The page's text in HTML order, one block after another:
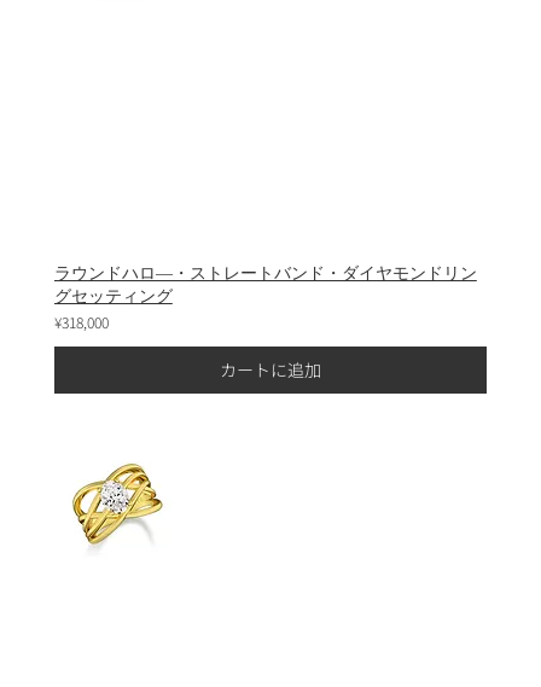
ラウンドハロ―・ストレートバンド・ダイヤモンドリン
グセッティング
¥318,000
カートに追加